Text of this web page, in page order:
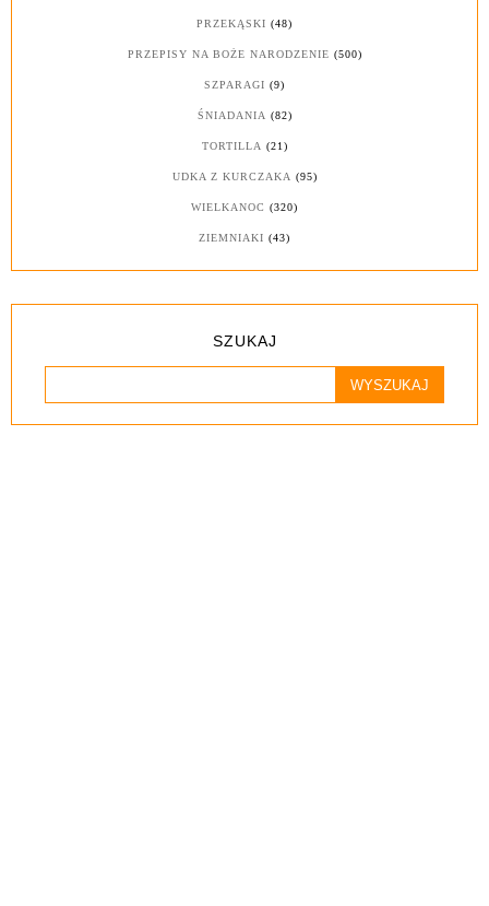
PRZEKĄSKI (48)
PRZEPISY NA BOŻE NARODZENIE (500)
SZPARAGI (9)
ŚNIADANIA (82)
TORTILLA (21)
UDKA Z KURCZAKA (95)
WIELKANOC (320)
ZIEMNIAKI (43)
SZUKAJ